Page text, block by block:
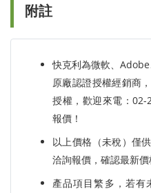
附註
快克利為微軟、
原廠認證授權經銷商
授權，歡迎來電：02-
報價！
以上價格（未稅）僅
洽詢報價，確認最新價
產品項目繁多，若有